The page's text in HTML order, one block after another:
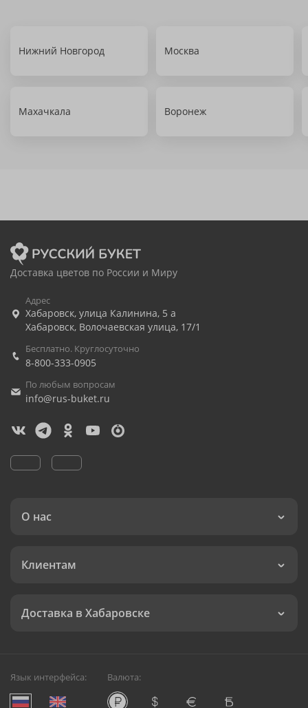
Нижний Новгород Москва
Махачкала Воронеж
Доставка цветов по России и Миру
Адрес
Хабаровск, улица Калинина, 5 а
Хабаровск, Волочаевская улица, 17/1
Бесплатно. Круглосуточно
8-800-333-0905
По любым вопросам
info@rus-buket.ru
О нас
Клиентам
Доставка в Хабаровске
Язык интерфейса: Валюта: